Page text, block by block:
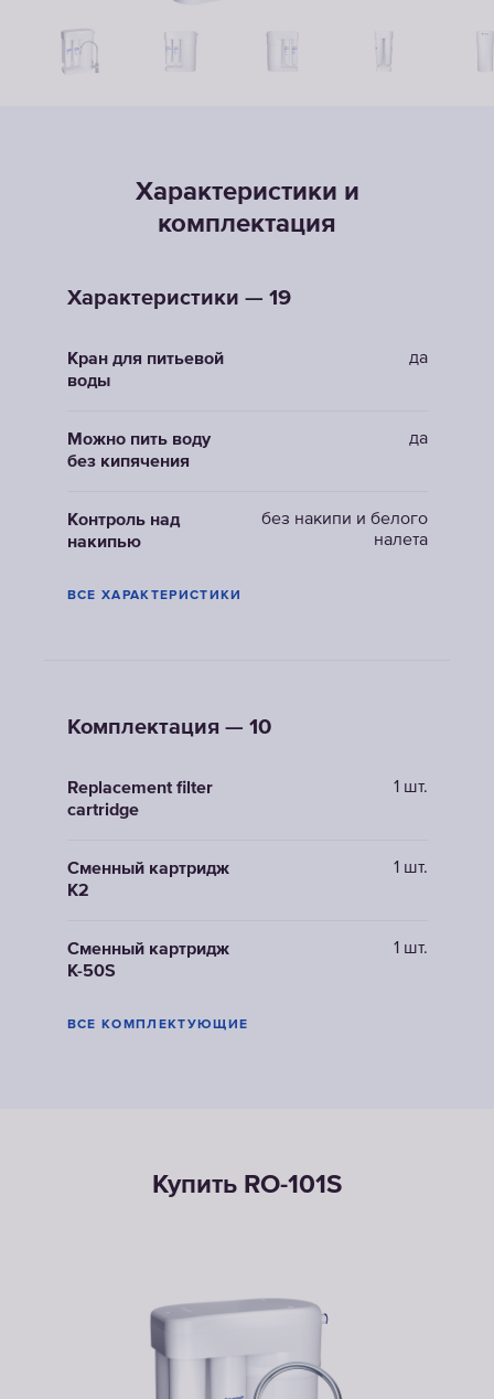
Характеристики и
комплектация
Характеристики — 19
Кран для питьевой
воды
да
Можно пить воду
без кипячения
да
Контроль над
накипью
без накипи и белого
налета
ВСЕ ХАРАКТЕРИСТИКИ
Комплектация — 10
Replacement filter
cartridge
1 шт.
Сменный картридж
К2
1 шт.
Сменный картридж
K-50S
1 шт.
ВСЕ КОМПЛЕКТУЮЩИЕ
Купить RO-101S